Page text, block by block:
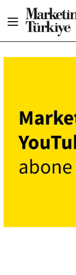
Dergiler
Etkinlikler